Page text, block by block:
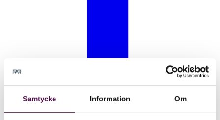
Samtycke Information Om